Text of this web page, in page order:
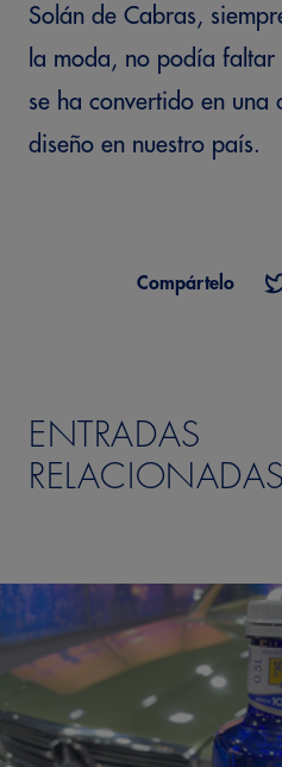
Solán de Cabras,
la moda, no podía faltar
se ha convertido en una
diseño en nuestro país.
Compártelo
ENTRADAS
RELACIONADAS